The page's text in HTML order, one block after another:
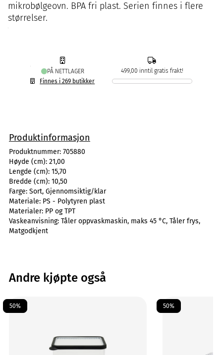
mikrobølgeovn. BPA fri plast. Serien finnes i flere
størrelser.
PÅ NETTLAGER
Finnes i 269 butikker
499,00 inntil gratis frakt!
Produktinformasjon
Produktnummer: 705880
Høyde (cm): 21,00
Lengde (cm): 15,70
Bredde (cm): 10,50
Farge: Sort, Gjennomsiktig/klar
Materiale: PS - Polytyren plast
Materialer: PP og TPT
Vaskeanvisning: Tåler oppvaskmaskin, maks 45 °C, Tåler frys,
Matgodkjent
Andre kjøpte også
50% 50%